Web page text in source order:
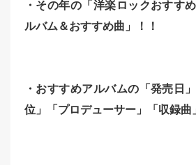
・その年の「洋楽ロックおすす
ルバム＆おすすめ曲」！！
・おすすめアルバムの「発売日
位」「 プロデューサー」「収録曲